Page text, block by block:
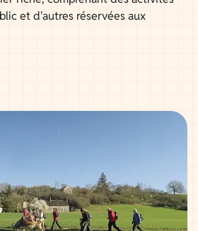
et d'autres réservées aux